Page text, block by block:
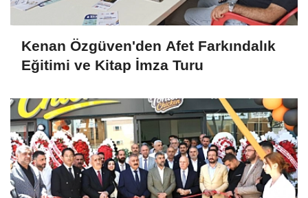
Kenan Özgüven'den Afet Farkındalık
Eğitimi ve Kitap İmza Turu